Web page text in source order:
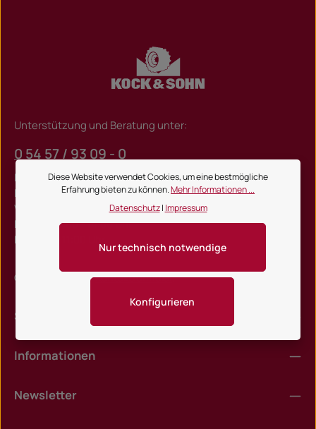
Unterstützung und Beratung unter:
0 54 57 / 93 09 - 0
Mo-Do, 08:00 - 17:00 Uhr
Fr, 08:00 - 15:00 Uhr
Warenannahme:
Mo-Do, 07:00 - 14:00 Uhr
Fr, 07:00 - 11:00 Uhr
Oder über unserKontaktformular.
Shop Service
Informationen
Newsletter
Diese Website verwendet Cookies, um eine bestmögliche
Erfahrung bieten zu können.Mehr Informationen ...
Datenschutz| Impressum
Nur technisch notwendige
Konfigurieren